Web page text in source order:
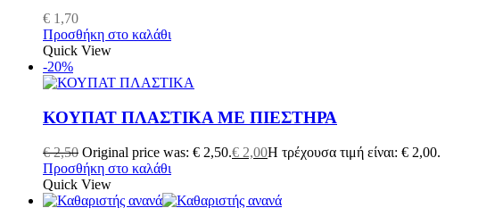
€ 1,70
Προσθήκη στο καλάθι
Quick View
-20%
ΚΟΥΠΑΤ ΠΛΑΣΤΙΚΑ ΜΕ ΠΙΕΣΤΗΡΑ
€2,50 Original price was: € 2,50.€ 2,00Η τρέχουσα τιμή είναι: € 2,00.
Προσθήκη στο καλάθι
Quick View